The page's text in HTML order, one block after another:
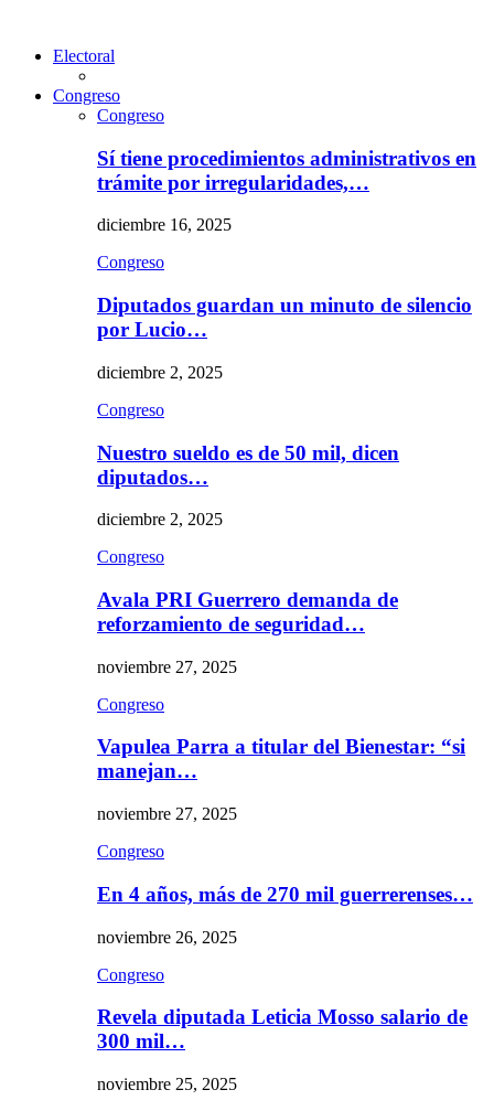
Electoral
Congreso
Congreso
Sí tiene procedimientos administrativos en
trámite por irregularidades,…
diciembre 16, 2025
Congreso
Diputados guardan un minuto de silencio
por Lucio…
diciembre 2, 2025
Congreso
Nuestro sueldo es de 50 mil, dicen
diputados…
diciembre 2, 2025
Congreso
Avala PRI Guerrero demanda de
reforzamiento de seguridad…
noviembre 27, 2025
Congreso
Vapulea Parra a titular del Bienestar: “si
manejan…
noviembre 27, 2025
Congreso
En 4 años, más de 270 mil guerrerenses…
noviembre 26, 2025
Congreso
Revela diputada Leticia Mosso salario de
300 mil…
noviembre 25, 2025